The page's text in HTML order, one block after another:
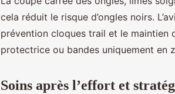
cela réduit le risque d’ongles noirs.
prévention cloques trail et le maintien
protectrice ou bandes uniquement en
Soins après l’effort et